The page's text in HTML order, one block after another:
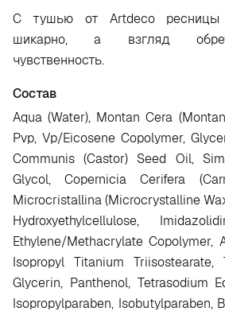
С тушью от Artdeco ресницы
шикарно, а взгляд
чувственность.
Состав
Aqua (Water), Montan Cera
Pvp, Vp/Eicosene Copolymer,
Communis (Castor) Seed Oil,
Glycol, Copernicia Cerifera
Microcristallina (Microcrystalline
Hydroxyethylcellulose,
Ethylene/Methacrylate Copolymer,
Isopropyl Titanium Triisostearate,
Glycerin, Panthenol, Tetrasodium
Isopropylparaben, Isobutylparaben,